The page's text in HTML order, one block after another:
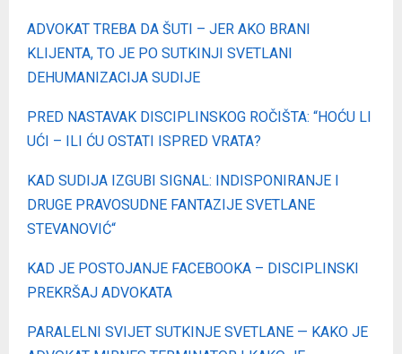
ADVOKAT TREBA DA ŠUTI – JER AKO BRANI
KLIJENTA, TO JE PO SUTKINJI SVETLANI
DEHUMANIZACIJA SUDIJE
PRED NASTAVAK DISCIPLINSKOG ROČIŠTA: “HOĆU LI
UĆI – ILI ĆU OSTATI ISPRED VRATA?
KAD SUDIJA IZGUBI SIGNAL: INDISPONIRANJE I
DRUGE PRAVOSUDNE FANTAZIJE SVETLANE
STEVANOVIĆ“
KAD JE POSTOJANJE FACEBOOKA – DISCIPLINSKI
PREKRŠAJ ADVOKATA
PARALELNI SVIJET SUTKINJE SVETLANE — KAKO JE